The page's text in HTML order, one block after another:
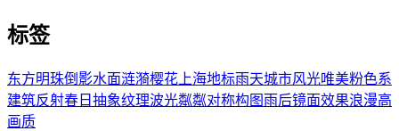
标签
东方明珠倒影水面涟漪樱花 上海地标雨天城市风光唯美粉色系
建筑反射春日 抽象纹理波光粼粼对称构图 雨后镜面效果浪漫高
画质